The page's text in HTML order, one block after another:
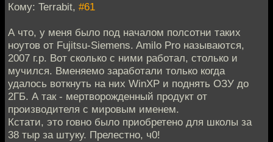
Кому: Terrabit, #61
А что, у меня было под началом полсотни таких
ноутов от Fujitsu-Siemens. Amilo Pro называются,
2007 г.р. Вот сколько с ними работал, столько и
мучился. Вменяемо заработали только когда
удалось воткнуть на них WinXP и поднять ОЗУ до
2ГБ. А так - мертворожденный продукт от
производителя с мировым именем.
Кстати, это говно было приобретено для школы за
38 тыр за штуку. Прелестно, ч0!